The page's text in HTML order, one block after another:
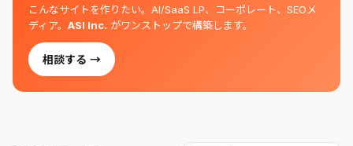
こんなサイトを作りたい。AI/SaaS LP、コーポレート、SEOメ
ディア。 ASI Inc. がワンストップで構築します。
相談する →